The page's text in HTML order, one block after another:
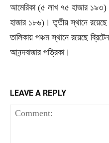
আমেরিকা (৫ লাখ ৭৫ হাজার
হাজার ১৮৬)। তৃতীয় স্থানে
তালিকায় পঞ্চম স্থানে রয়েছে
আনন্দবাজার পত্রিকা।
LEAVE A REPLY